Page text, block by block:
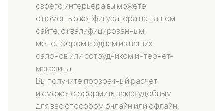
своего интерьера вы можете
с помощью конфигуратора на нашем
сайте, с квалифицированным
менеджером в одном из наших
салонов или сотрудником интернет-
магазина.
Вы получите прозрачный расчет
и сможете оформить заказ удобным
для вас способом онлайн или офлайн.